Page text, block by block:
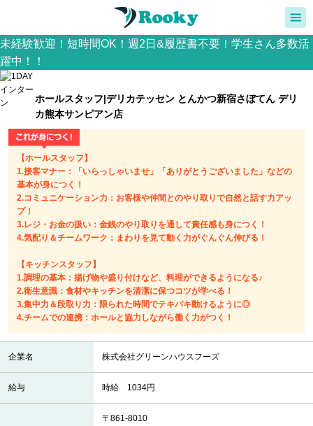
未経験歓迎！短時間OK！週2日&履歴書不要！学生さん多数活
躍中！！
ホールスタッフ|デリカテッセン とんかつ新宿さぼてん デリ
カ熊本サンピアン店
【ホールスタッフ】
1.接客マナー：「いらっしゃいませ」「ありがとうございました」などの
基本が身につく！
2.コミュニケーション力：お客様や仲間とのやり取りで自然と話す力アッ
プ！
3.レジ・お金の扱い：金銭のやり取りを通して責任感も身につく！
4.気配り＆チームワーク：まわりを見て動く力がぐんぐん伸びる！
【キッチンスタッフ】
1.調理の基本：揚げ物や盛り付けなど、料理ができるようになる♪
2.衛生意識：食材やキッチンを清潔に保つコツが学べる！
3.集中力＆段取り力：限られた時間でテキパキ動けるように◎
4.チームでの連携：ホールと協力しながら働く力がつく！
企業名 株式会社グリーンハウスフーズ
給与 時給 1034円
〒861-8010